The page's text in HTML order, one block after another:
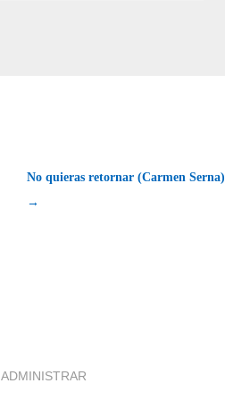
No quieras retornar (Carmen Serna)
→
ADMINISTRAR